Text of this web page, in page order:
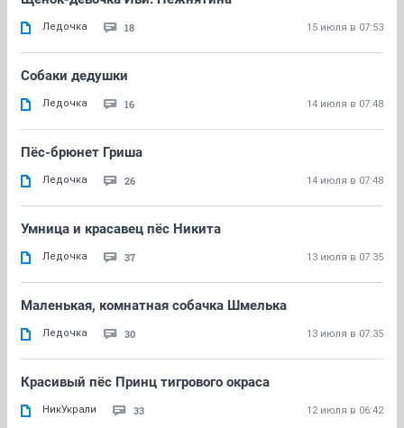
Ледочка 18 15 июля в 07:53
Собаки дедушки
Ледочка 16 14 июля в 07:48
Пёс-брюнет Гриша
Ледочка 26 14 июля в 07:48
Умница и красавец пёс Никита
Ледочка 37 13 июля в 07:35
Маленькая, комнатная собачка Шмелька
Ледочка 30 13 июля в 07:35
Красивый пёс Принц тигрового окраса
НикУкрали 33 12 июля в 06:42